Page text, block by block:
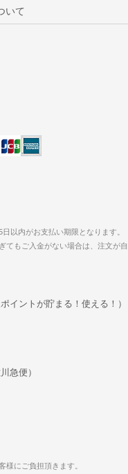
いて
以内がお支払い期限となります。
てもご入金がない場合は、注文が
イントが貯まる！使える！）
急便）
様にご負担頂きます。